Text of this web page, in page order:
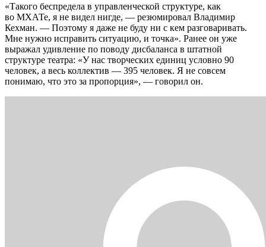
«Такого беспредела в управленческой структуре, как
во МХАТе, я не видел нигде, — резюмировал Владимир
Кехман. — Поэтому я даже не буду ни с кем разговаривать.
Мне нужно исправить ситуацию, и точка». Ранее он уже
выражал удивление по поводу дисбаланса в штатной
структуре театра: «У нас творческих единиц условно 90
человек, а весь коллектив — 395 человек. Я не совсем
понимаю, что это за пропорция», — говорил он.